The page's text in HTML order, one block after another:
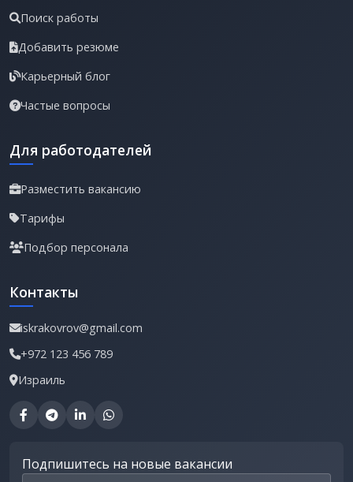
Поиск работы
Добавить резюме
Карьерный блог
Частые вопросы
Для работодателей
Разместить вакансию
Тарифы
Подбор персонала
Контакты
iskrakovrov@gmail.com
+972 123 456 789
Израиль
Подпишитесь на новые вакансии